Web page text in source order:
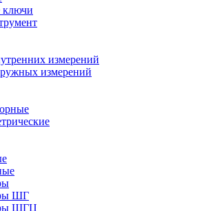
ключи
измерений
измерений
ШГ
ШГЦ